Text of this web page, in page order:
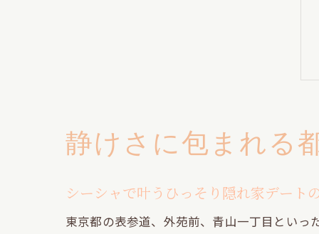
静けさに包まれる
シーシャで叶うひっそり隠れ家デート
東京都の表参道、外苑前、青山一丁目といっ